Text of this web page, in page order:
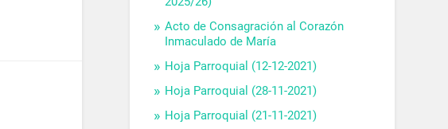
Acto de Consagración al Corazón
Inmaculado de María
Hoja Parroquial (12-12-2021)
Hoja Parroquial (28-11-2021)
Hoja Parroquial (21-11-2021)